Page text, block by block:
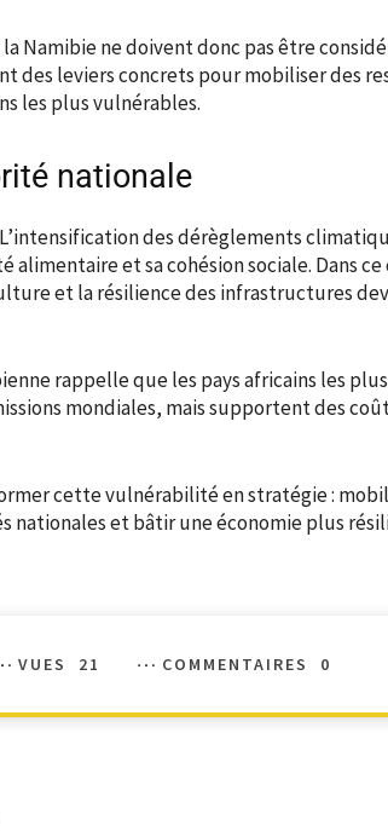
Namibie ne doivent donc pas être
leviers concrets pour mobiliser des
les plus vulnérables.
nationale
des dérèglements
et sa cohésion sociale. Dans
et la résilience des infrastructures
rappelle que les pays africains les
mondiales, mais supportent des
cette vulnérabilité en stratégie :
nationales et bâtir une économie plus
VUES 21 COMMENTAIRES 0